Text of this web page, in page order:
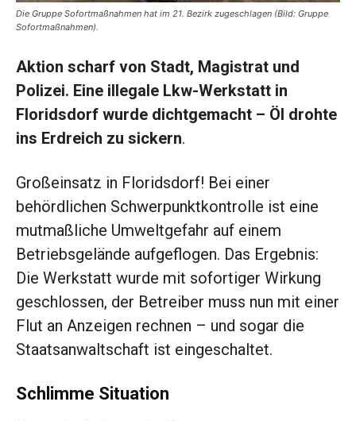
Die Gruppe Sofortmaßnahmen hat im 21. Bezirk zugeschlagen (Bild: Gruppe
Sofortmaßnahmen).
Aktion scharf von Stadt, Magistrat und
Polizei. Eine illegale Lkw-Werkstatt in
Floridsdorf wurde dichtgemacht – Öl drohte
ins Erdreich zu sickern.
Großeinsatz in Floridsdorf! Bei einer
behördlichen Schwerpunktkontrolle ist eine
mutmaßliche Umweltgefahr auf einem
Betriebsgelände aufgeflogen. Das Ergebnis:
Die Werkstatt wurde mit sofortiger Wirkung
geschlossen, der Betreiber muss nun mit einer
Flut an Anzeigen rechnen – und sogar die
Staatsanwaltschaft ist eingeschaltet.
Schlimme Situation